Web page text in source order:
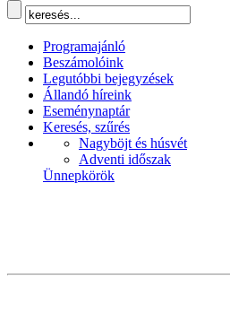
Programajánló
Beszámolóink
Legutóbbi bejegyzések
Állandó híreink
Eseménynaptár
Keresés, szűrés
Nagyböjt és húsvét
Adventi időszak
Ünnepkörök